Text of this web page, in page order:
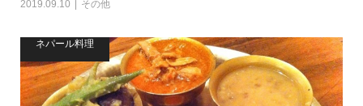
2019.09.10 その他
ネパール料理